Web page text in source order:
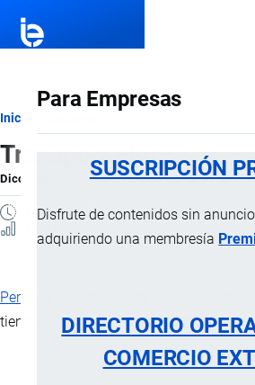
Para Empresas
SUSCRIPCIÓN
Disfrute de contenidos sin
adquiriendo una membresía
DIRECTORIO
COMERCIO
Ruta
de
navegación
Inicio
Transportador
Diccionario porImportaciones …, 8
1 MINUTO
Persona
tiene el mando o la responsabilidad del